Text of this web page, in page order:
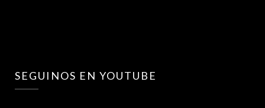
SEGUINOS EN YOUTUBE